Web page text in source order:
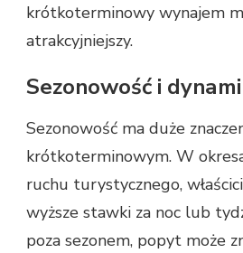
krótkoterminowy wynajem
atrakcyjniejszy.
Sezonowość i
Sezonowość ma duże
krótkoterminowym. W
ruchu turystycznego,
wyższe stawki za noc lub
poza sezonem, popyt może